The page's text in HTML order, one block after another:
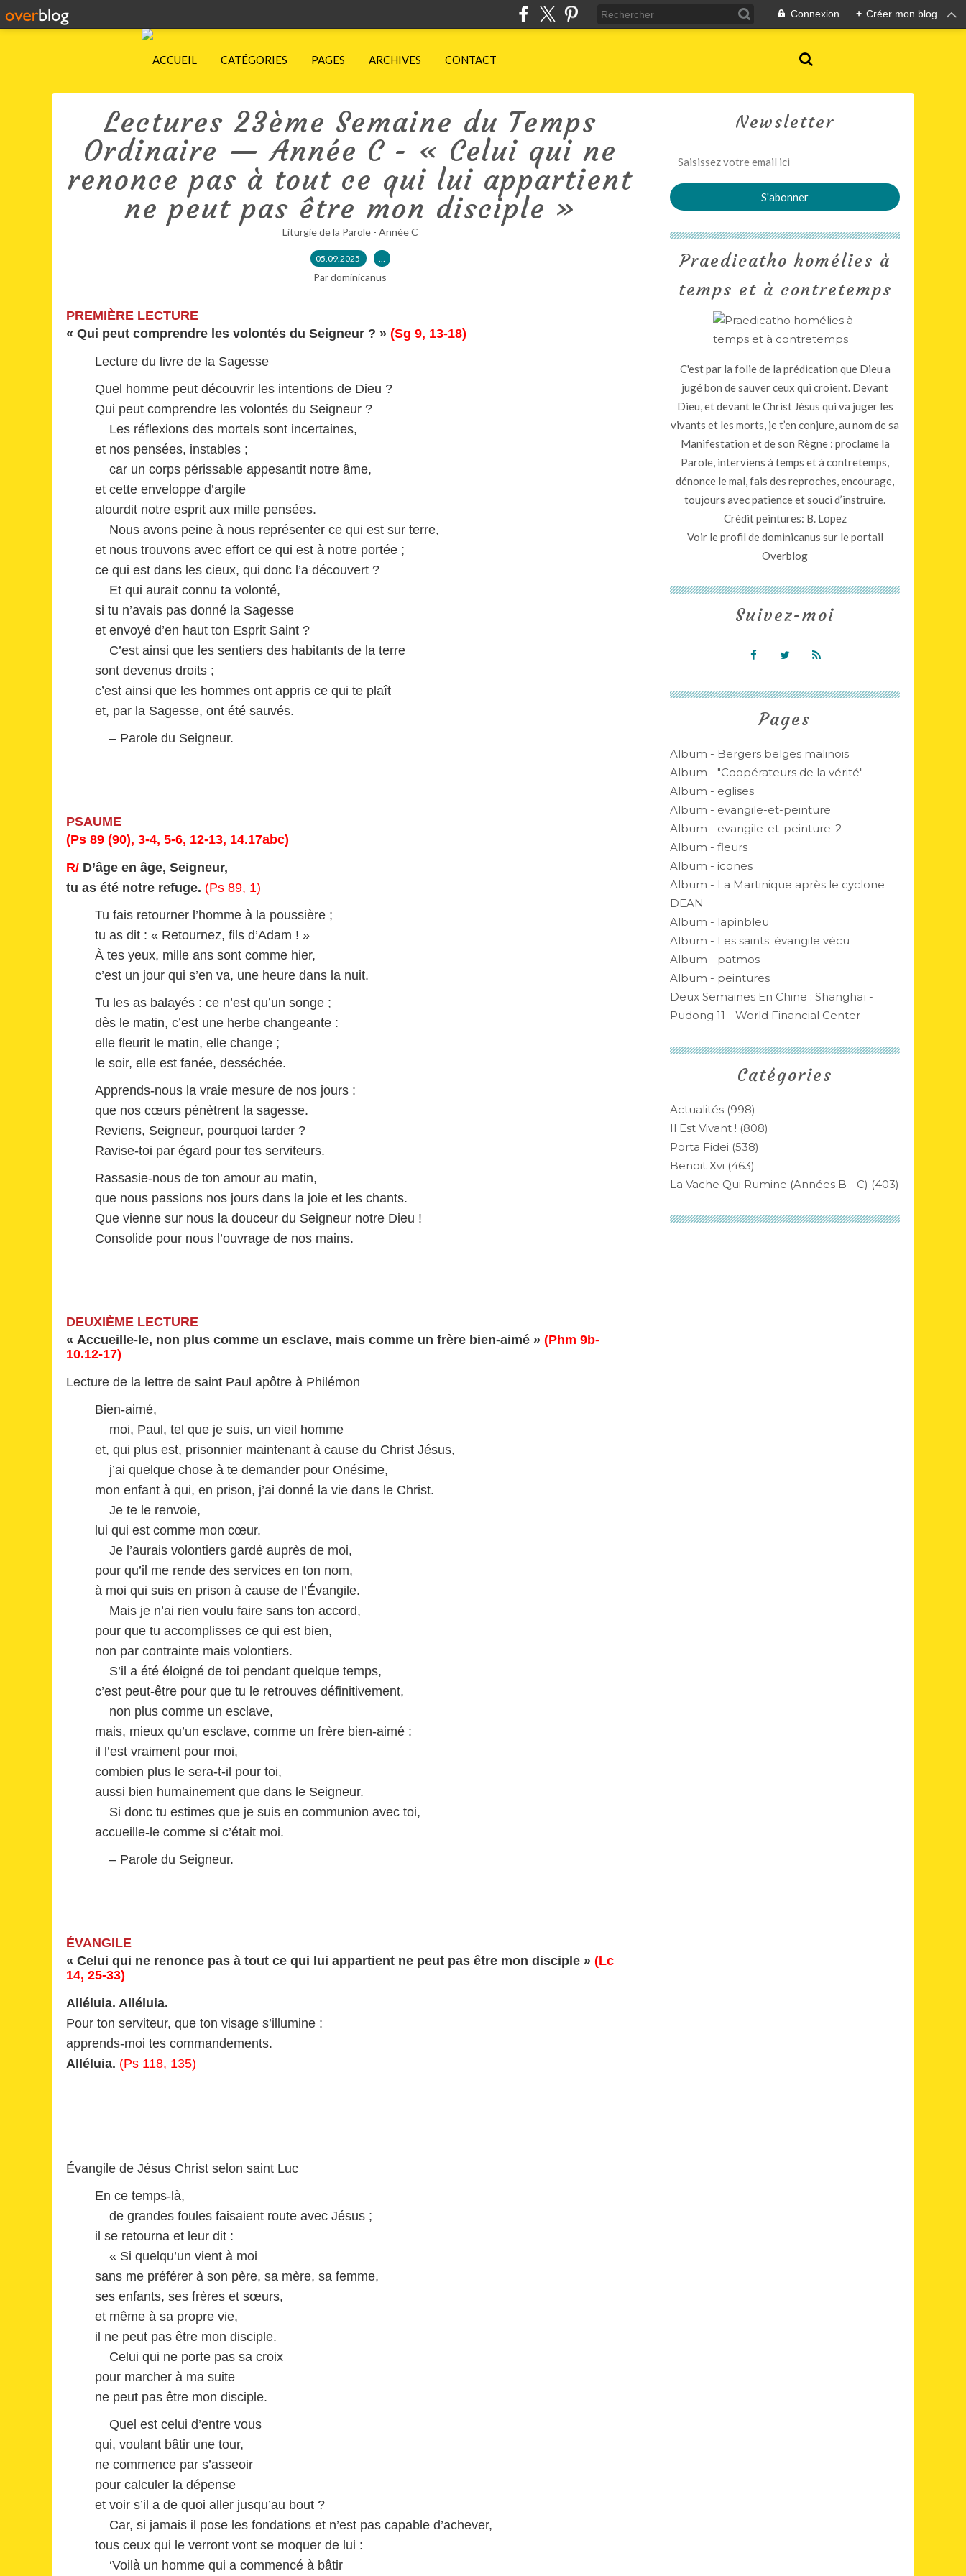
Connexion + Créer mon blog
ACCUEIL CATÉGORIES PAGES ARCHIVES CONTACT
Lectures 23ème Semaine du Temps
Ordinaire — Année C - « Celui qui ne
renonce pas à tout ce qui lui appartient
ne peut pas être mon disciple »
Liturgie de la Parole - Année C
05.09.2025 …
Par dominicanus
PREMIÈRE LECTURE
« Qui peut comprendre les volontés du Seigneur ? » (Sg 9, 13-18)
Lecture du livre de la Sagesse
Quel homme peut découvrir les intentions de Dieu ?
Qui peut comprendre les volontés du Seigneur ?
Les réflexions des mortels sont incertaines,
et nos pensées, instables ;
car un corps périssable appesantit notre âme,
et cette enveloppe d’argile
alourdit notre esprit aux mille pensées.
Nous avons peine à nous représenter ce qui est sur terre,
et nous trouvons avec effort ce qui est à notre portée ;
ce qui est dans les cieux, qui donc l’a découvert ?
Et qui aurait connu ta volonté,
si tu n’avais pas donné la Sagesse
et envoyé d’en haut ton Esprit Saint ?
C’est ainsi que les sentiers des habitants de la terre
sont devenus droits ;
c’est ainsi que les hommes ont appris ce qui te plaît
et, par la Sagesse, ont été sauvés.
– Parole du Seigneur.
PSAUME
(Ps 89 (90), 3-4, 5-6, 12-13, 14.17abc)
R/ D’âge en âge, Seigneur,
tu as été notre refuge. (Ps 89, 1)
Tu fais retourner l’homme à la poussière ;
tu as dit : « Retournez, fils d’Adam ! »
À tes yeux, mille ans sont comme hier,
c’est un jour qui s’en va, une heure dans la nuit.
Tu les as balayés : ce n’est qu’un songe ;
dès le matin, c’est une herbe changeante :
elle fleurit le matin, elle change ;
le soir, elle est fanée, desséchée.
Apprends-nous la vraie mesure de nos jours :
que nos cœurs pénètrent la sagesse.
Reviens, Seigneur, pourquoi tarder ?
Ravise-toi par égard pour tes serviteurs.
Rassasie-nous de ton amour au matin,
que nous passions nos jours dans la joie et les chants.
Que vienne sur nous la douceur du Seigneur notre Dieu !
Consolide pour nous l’ouvrage de nos mains.
DEUXIÈME LECTURE
« Accueille-le, non plus comme un esclave, mais comme un frère bien-aimé » (Phm 9b-
10.12-17)
Lecture de la lettre de saint Paul apôtre à Philémon
Bien-aimé,
moi, Paul, tel que je suis, un vieil homme
et, qui plus est, prisonnier maintenant à cause du Christ Jésus,
j’ai quelque chose à te demander pour Onésime,
mon enfant à qui, en prison, j’ai donné la vie dans le Christ.
Je te le renvoie,
lui qui est comme mon cœur.
Je l’aurais volontiers gardé auprès de moi,
pour qu’il me rende des services en ton nom,
à moi qui suis en prison à cause de l’Évangile.
Mais je n’ai rien voulu faire sans ton accord,
pour que tu accomplisses ce qui est bien,
non par contrainte mais volontiers.
S’il a été éloigné de toi pendant quelque temps,
c’est peut-être pour que tu le retrouves définitivement,
non plus comme un esclave,
mais, mieux qu’un esclave, comme un frère bien-aimé :
il l’est vraiment pour moi,
combien plus le sera-t-il pour toi,
aussi bien humainement que dans le Seigneur.
Si donc tu estimes que je suis en communion avec toi,
accueille-le comme si c’était moi.
– Parole du Seigneur.
ÉVANGILE
« Celui qui ne renonce pas à tout ce qui lui appartient ne peut pas être mon disciple » (Lc
14, 25-33)
Alléluia. Alléluia.
Pour ton serviteur, que ton visage s’illumine :
apprends-moi tes commandements.
Alléluia. (Ps 118, 135)
Évangile de Jésus Christ selon saint Luc
En ce temps-là,
de grandes foules faisaient route avec Jésus ;
il se retourna et leur dit :
« Si quelqu’un vient à moi
sans me préférer à son père, sa mère, sa femme,
ses enfants, ses frères et sœurs,
et même à sa propre vie,
il ne peut pas être mon disciple.
Celui qui ne porte pas sa croix
pour marcher à ma suite
ne peut pas être mon disciple.
Quel est celui d’entre vous
qui, voulant bâtir une tour,
ne commence par s’asseoir
pour calculer la dépense
et voir s’il a de quoi aller jusqu’au bout ?
Car, si jamais il pose les fondations et n’est pas capable d’achever,
tous ceux qui le verront vont se moquer de lui :
‘Voilà un homme qui a commencé à bâtir
Newsletter
Catégories
Actualités (998)
Il Est Vivant ! (808)
Porta Fidei (538)
Benoit Xvi (463)
La Vache Qui Rumine (années B - C) (403)
Pages
Album - Bergers belges malinois
Album - "Coopérateurs de la vérité"
Album - eglises
Album - evangile-et-peinture
Album - evangile-et-peinture-2
Album - fleurs
Album - icones
Album - La Martinique après le cyclone
DEAN
Album - lapinbleu
Album - Les saints: évangile vécu
Album - patmos
Album - peintures
Deux Semaines En Chine : Shanghaï -
Pudong 11 - World Financial Center
Praedicatho homélies à
temps et à contretemps
C'est par la folie de la prédication que Dieu a
jugé bon de sauver ceux qui croient. Devant
Dieu, et devant le Christ Jésus qui va juger les
vivants et les morts, je t’en conjure, au nom de sa
Manifestation et de son Règne : proclame la
Parole, interviens à temps et à contretemps,
dénonce le mal, fais des reproches, encourage,
toujours avec patience et souci d’instruire.
Crédit peintures: B. Lopez
Voir le profil dedominicanus sur le portail
Overblog
Suivez-moi